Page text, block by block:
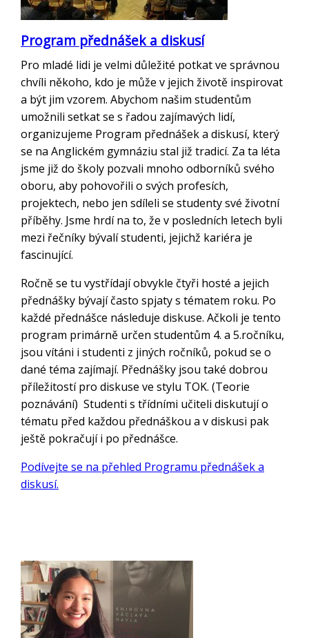
Program přednášek a diskusí
Pro mladé lidi je velmi důležité potkat ve správnou
chvíli někoho, kdo je může v jejich životě inspirovat
a být jim vzorem. Abychom našim studentům
umožnili setkat se s řadou zajímavých lidí,
organizujeme Program přednášek a diskusí, který
se na Anglickém gymnáziu stal již tradicí. Za ta léta
jsme již do školy pozvali mnoho odborníků svého
oboru, aby pohovořili o svých profesích,
projektech, nebo jen sdíleli se studenty své životní
příběhy. Jsme hrdí na to, že v posledních letech byli
mezi řečníky bývalí studenti, jejichž kariéra je
fascinující.
Ročně se tu vystřídají obvykle čtyři hosté a jejich
přednášky bývají často spjaty s tématem roku. Po
každé přednášce následuje diskuse. Ačkoli je tento
program primárně určen studentům 4. a 5.ročníku,
jsou vítáni i studenti z jiných ročníků, pokud se o
dané téma zajímají. Přednášky jsou také dobrou
příležitostí pro diskuse ve stylu TOK. (Teorie
poznávání) Studenti s třídními učiteli diskutují o
tématu před každou přednáškou a v diskusi pak
ještě pokračují i po přednášce.
Podívejte se na přehled Programu přednášek a
diskusí.